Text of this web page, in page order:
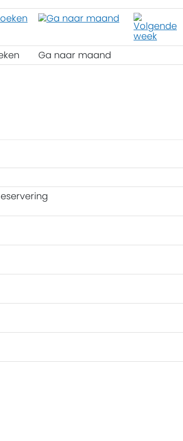
Ga naar maand